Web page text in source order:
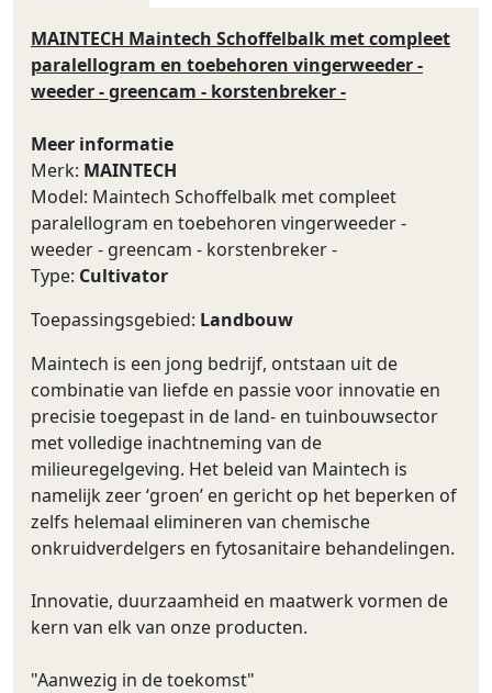
MAINTECH Maintech Schoffelbalk met compleet
paralellogram en toebehoren vingerweeder -
weeder - greencam - korstenbreker -
Meer informatie
Merk: MAINTECH
Model: Maintech Schoffelbalk met compleet
paralellogram en toebehoren vingerweeder -
weeder - greencam - korstenbreker -
Type: Cultivator
Toepassingsgebied: Landbouw
Maintech is een jong bedrijf, ontstaan ​​uit de
combinatie van liefde en passie voor innovatie en
precisie toegepast in de land- en tuinbouwsector
met volledige inachtneming van de
milieuregelgeving. Het beleid van Maintech is
namelijk zeer ‘groen’ en gericht op het beperken of
zelfs helemaal elimineren van chemische
onkruidverdelgers en fytosanitaire behandelingen.​
Innovatie, duurzaamheid en maatwerk vormen de
kern van elk van onze producten.
"Aanwezig in de toekomst"